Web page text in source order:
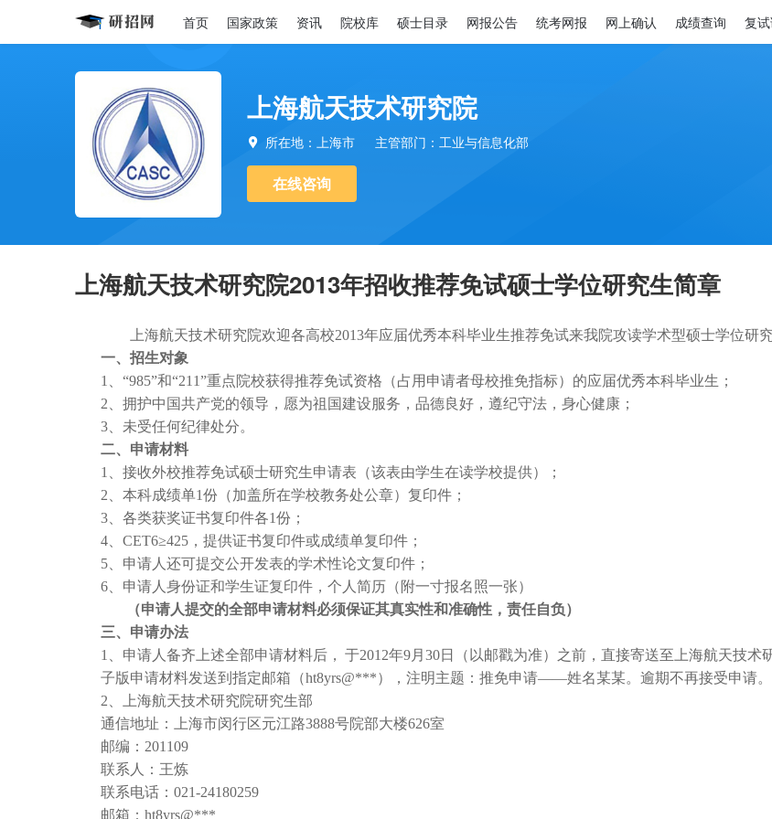
首页 国家政策 资讯 院校库 硕士目录 网报公告 统考网报 网上确认 成绩查询 复
上海航天技术研究院
 所在地：上海市 主管部门：工业与信息化部
在线咨询
上海航天技术研究院2013年招收推荐免试硕士学位研究生简章
上海航天技术研究院欢迎各高校2013年应届优秀本科毕业生推荐免试来我院攻读学术型硕士学位研
一、招生对象
1
、“985”和“211”重点院校获得推荐免试资格（占用申请者母校推免指标）的应届优秀本科毕业生；
2 、拥护中国共产党的领导，愿为祖国建设服务，品德良好，遵纪守法，身心健康；
3 、未受任何纪律处分。
二、申请材料
1
、接收外校推荐免试硕士研究生申请表（该表由学生在读学校提供）；
2 、本科成绩单1份（加盖所在学校教务处公章）复印件；
3 、各类获奖证书复印件各1份；
4、 CET6≥425，提供证书复印件或成绩单复印件；
5 、申请人还可提交公开发表的学术性论文复印件；
6 、申请人身份证和学生证复印件，个人简历（附一寸报名照一张）
（申请人提交的全部申请材料必须保证其真实性和准确性，责任自负）
三、申请办法
1
、申请人备齐上述全部申请材料后， 于2012年9月 30日
（以邮戳为准）之前，直接寄送至上海航天技
子版申请材料发送到指定邮箱（ht8yrs@***），注明主题：推免申请——姓名某某。逾期不再接受申请。
2 、上海航天技术研究院研究生部
通信地址：上海市闵行区元江路3888号院部大楼626室
邮编： 201109
联系人：王炼
联系电话： 021-24180259
邮箱： ht8yrs@***